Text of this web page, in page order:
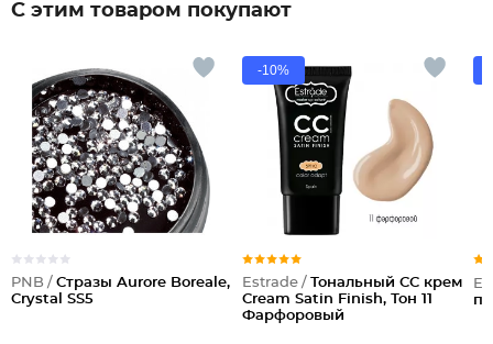
С этим товаром покупают
PNB / Стразы Aurore Boreale,
Crystal SS5
-10%
Estrade / Тональный СС крем
Cream Satin Finish, Тон 11
Фарфоровый